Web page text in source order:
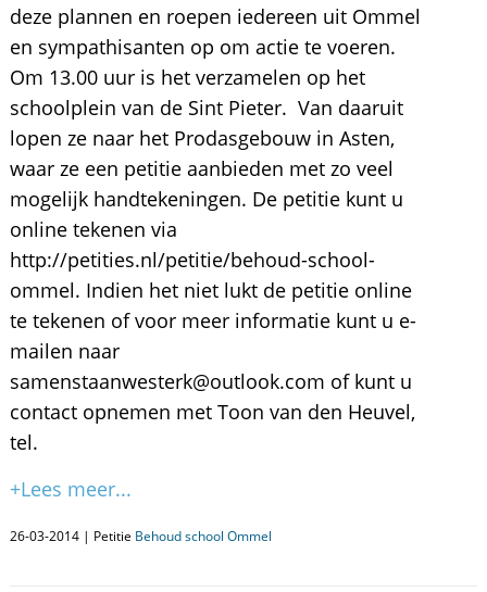
deze plannen en roepen iedereen uit Ommel
en sympathisanten op om actie te voeren.
Om 13.00 uur is het verzamelen op het
schoolplein van de Sint Pieter. Van daaruit
lopen ze naar het Prodasgebouw in Asten,
waar ze een petitie aanbieden met zo veel
mogelijk handtekeningen. De petitie kunt u
online tekenen via
http://petities.nl/petitie/behoud-school-
ommel. Indien het niet lukt de petitie online
te tekenen of voor meer informatie kunt u e-
mailen naar
samenstaanwesterk@outlook.com of kunt u
contact opnemen met Toon van den Heuvel,
tel.
+Lees meer...
26-03-2014 | Petitie Behoud school Ommel